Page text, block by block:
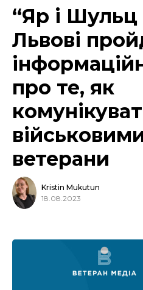
“Яр і Шульц
Львові
про те, як
ветерани
Kristin Mukutun
18.08.2023